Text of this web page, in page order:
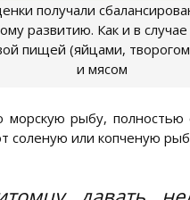
получали
развитию. Как и в
пищей (яйцами,
и мясом
рыбу, полностью
соленую или копченую